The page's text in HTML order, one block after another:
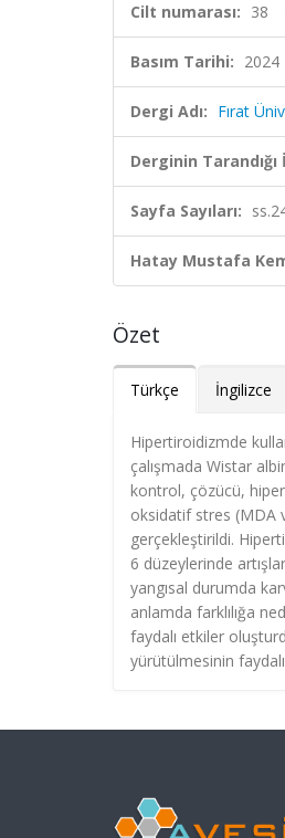
Cilt numarası: 38
Basım Tarihi: 2024
Dergi Adı: Fırat
Derginin
Sayfa Sayıları:
Hatay Mustafa
Özet
Türkçe İngilizce
Hipertiroidizmde
çalışmada Wistar
kontrol, çözücü,
oksidatif stres (MDA
gerçekleştirildi.
6 düzeylerinde
yangısal durumda
anlamda farklılığa
faydalı etkiler
yürütülmesinin